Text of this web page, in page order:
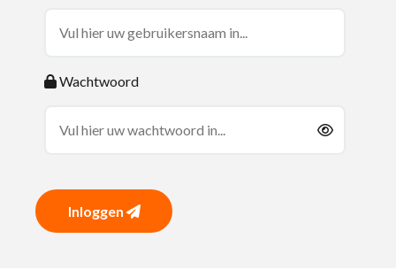
Wachtwoord
Inloggen